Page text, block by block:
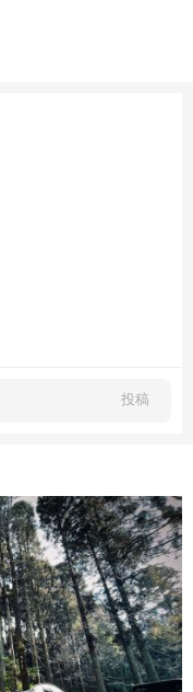
投稿